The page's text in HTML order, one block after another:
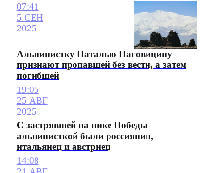
07:41
5 СЕН
2025
Альпинистку Наталью Наговицину
признают пропавшей без вести, а затем
погибшей
19:05
25 АВГ
2025
С застрявшей на пике Победы
альпинисткой были россиянин,
итальянец и австриец
14:08